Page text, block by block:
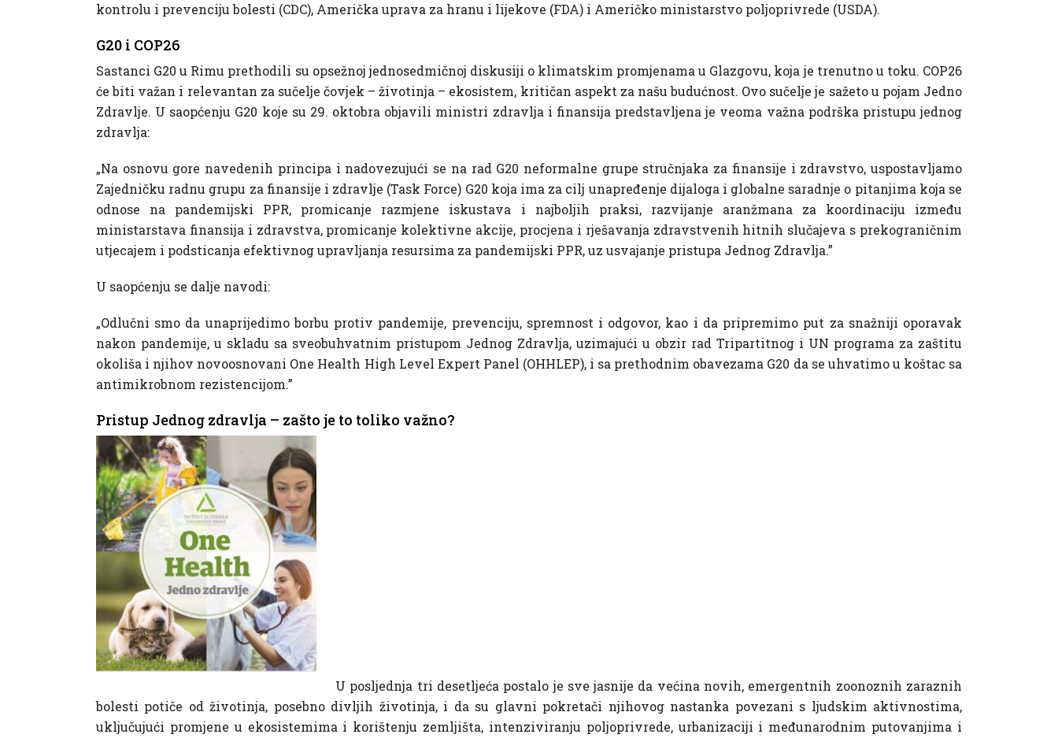
kontrolu i prevenciju bolesti (CDC), Američka uprava za hranu i lijekove (FDA) i Američko ministarstvo poljoprivrede (USDA).
G20 i COP26
Sastanci G20 u Rimu prethodili su opsežnoj jednosedmičnoj diskusiji o klimatskim promjenama u Glazgovu, koja je trenutno u toku. COP26
će biti važan i relevantan za sučelje čovjek – životinja – ekosistem, kritičan aspekt za našu budućnost. Ovo sučelje je sažeto u pojam Jedno
Zdravlje. U saopćenju G20 koje su 29. oktobra objavili ministri zdravlja i finansija predstavljena je veoma važna podrška pristupu jednog
zdravlja:
„Na osnovu gore navedenih principa i nadovezujući se na rad G20 neformalne grupe stručnjaka za finansije i zdravstvo, uspostavljamo
Zajedničku radnu grupu za finansije i zdravlje (Task Force) G20 koja ima za cilj unapređenje dijaloga i globalne saradnje o pitanjima koja se
odnose na pandemijski PPR, promicanje razmjene iskustava i najboljih praksi, razvijanje aranžmana za koordinaciju između
ministarstava finansija i zdravstva, promicanje kolektivne akcije, procjena i rješavanja zdravstvenih hitnih slučajeva s prekograničnim
utjecajem i podsticanja efektivnog upravljanja resursima za pandemijski PPR, uz usvajanje pristupa Jednog Zdravlja.”
U saopćenju se dalje navodi:
„Odlučni smo da unaprijedimo borbu protiv pandemije, prevenciju, spremnost i odgovor, kao i da pripremimo put za snažniji oporavak
nakon pandemije, u skladu sa sveobuhvatnim pristupom Jednog Zdravlja, uzimajući u obzir rad Tripartitnog i UN programa za zaštitu
okoliša i njihov novoosnovani One Health High Level Expert Panel (OHHLEP), i sa prethodnim obavezama G20 da se uhvatimo u koštac sa
antimikrobnom rezistencijom.”
Pristup Jednog zdravlja – zašto je to toliko važno?
U posljednja tri desetljeća postalo je sve jasnije da većina novih, emergentnih zoonoznih zaraznih
bolesti potiče od životinja, posebno divljih životinja, i da su glavni pokretači njihovog nastanka povezani s ljudskim aktivnostima,
uključujući promjene u ekosistemima i korištenju zemljišta, intenziviranju poljoprivrede, urbanizaciji i međunarodnim putovanjima i